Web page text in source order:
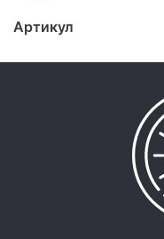
Артикул